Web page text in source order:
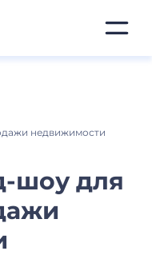
недвижимости
шоу для